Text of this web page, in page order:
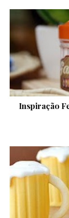
Inspiração